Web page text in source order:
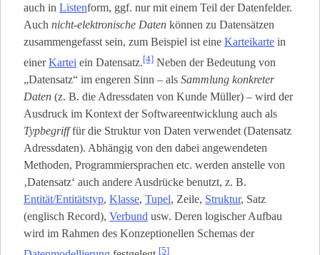
auch in Listen­form, ggf. nur mit einem Teil der Datenfelder.
Auch nicht-elektronische Daten können zu Datensätzen
zusammengefasst sein, zum Beispiel ist eine Karteikarte in
einerKartei ein Datensatz.[4] Neben der Bedeutung von
„Datensatz“ im engeren Sinn – als Sammlung konkreter
Daten (z. B. die Adressdaten von Kunde Müller) – wird der
Ausdruck im Kontext der Softwareentwicklung auch als
Typbegrifffür die Struktur von Daten verwendet (Datensatz
Adressdaten). Abhängig von den dabei angewendeten
Methoden, Programmiersprachen etc. werden anstelle von
‚Datensatz‘ auch andere Ausdrücke benutzt, z. B.
Entität/Entitätstyp, Klasse, Tupel, Zeile, Struktur, Satz
(englisch Record), Verbund usw. Deren logischer Aufbau
wird im Rahmen des Konzeptionellen Schemas der
[5]